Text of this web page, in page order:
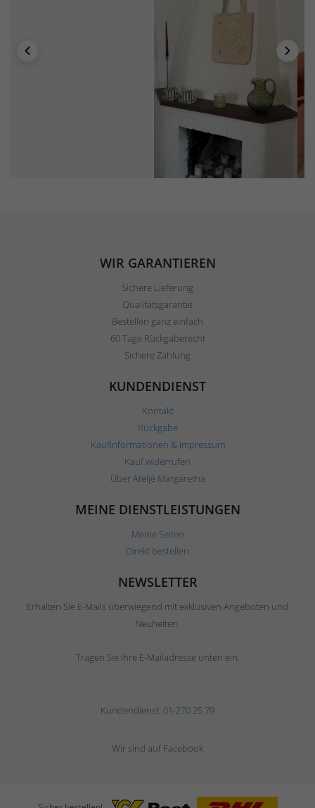
WIR GARANTIEREN
Sichere Lieferung
Qualitätsgarantie
Bestellen ganz einfach
60 Tage Rückgaberecht
Sichere Zahlung
KUNDENDIENST
Kontakt
Rückgabe
Kaufinformationen & Impressum
Kauf widerrufen
Über Ateljé Margaretha
MEINE DIENSTLEISTUNGEN
Meine Seiten
Direkt bestellen
NEWSLETTER
Erhalten Sie E-Mails überwiegend mit exklusiven Angeboten und
Neuheiten.
Tragen Sie Ihre E-Mailadresse unten ein.
Kundendienst: 01-270 25 79
Wir sind auf Facebook